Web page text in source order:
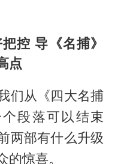
控 导《名捕》
点
们从《四大名捕
段落可以结束
两部有什么升级
的惊喜。